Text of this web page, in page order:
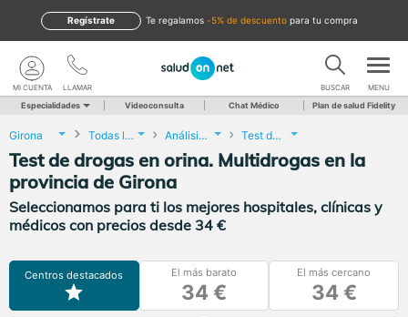
te regalamos -5% de descuento para tu compra
Regístrate
LLAMAR
MI CUENTA BUSCAR MENU
Especialidades Videoconsulta Chat Médico Plan de salud Fidelity
Girona Todas las localidades Análisis Clínicos Test de drogas en orina. Multidrogas
Test de drogas en orina. Multidrogas en la
provincia de Girona
Seleccionamos para ti los mejores hospitales, clínicas y
médicos con precios desde 34 €
Centros destacados El más barato
34 €
El más cercano
34 €